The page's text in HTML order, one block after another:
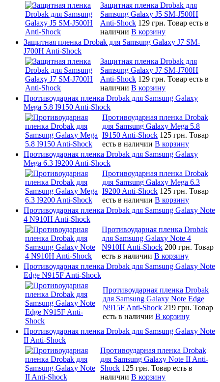
Защитная пленка Drobak для
Samsung Galaxy J5 SM-J500H
Anti-Shock 129 грн. Товар есть в
наличии В корзину
Защитная пленка Drobak для Samsung Galaxy J7 SM-
J700H Anti-Shock
Защитная пленка Drobak для
Samsung Galaxy J7 SM-J700H
Anti-Shock 129 грн. Товар есть в
наличии В корзину
Противоударная пленка Drobak для Samsung Galaxy
Mega 5.8 I9150 Anti-Shock
Противоударная пленка Drobak
для Samsung Galaxy Mega 5.8
I9150 Anti-Shock 125 грн. Товар
есть в наличии В корзину
Противоударная пленка Drobak для Samsung Galaxy
Mega 6.3 I9200 Anti-Shock
Противоударная пленка Drobak
для Samsung Galaxy Mega 6.3
I9200 Anti-Shock 125 грн. Товар
есть в наличии В корзину
Противоударная пленка Drobak для Samsung Galaxy Note
4 N910H Anti-Shock
Противоударная пленка Drobak
для Samsung Galaxy Note 4
N910H Anti-Shock 200 грн. Товар
есть в наличии В корзину
Противоударная пленка Drobak для Samsung Galaxy Note
Edge N915F Anti-Shock
Противоударная пленка Drobak
для Samsung Galaxy Note Edge
N915F Anti-Shock 219 грн. Товар
есть в наличии В корзину
Противоударная пленка Drobak для Samsung Galaxy Note
II Anti-Shock
Противоударная пленка Drobak
для Samsung Galaxy Note II Anti-
Shock 125 грн. Товар есть в
наличии В корзину